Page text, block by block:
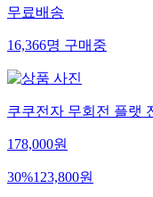
무료배송
16,366명 구매중
쿠쿠전자 무회전 플랫
178,000원
30%123,800원